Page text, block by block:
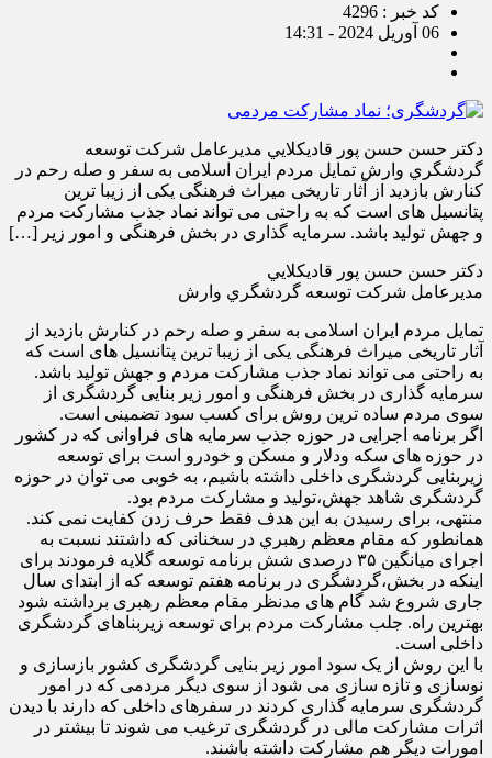
کد خبر : 4296
06 آوریل 2024 - 14:31
دكتر حسن حسن پور قاديكلايي مديرعامل شركت توسعه
گردشگري وارش تمایل مردم ایران اسلامی به سفر و صله رحم در
کنارش بازدید از آثار تاریخی میراث فرهنگی یکی از زیبا ترین
پتانسیل های است که به راحتی می تواند نماد جذب مشارکت مردم
و جهش تولید باشد. سرمایه گذاری در بخش فرهنگی و امور زیر […]
دكتر حسن حسن پور قاديكلايي
مديرعامل شركت توسعه گردشگري وارش
تمایل مردم ایران اسلامی به سفر و صله رحم در کنارش بازدید از
آثار تاریخی میراث فرهنگی یکی از زیبا ترین پتانسیل های است که
به راحتی می تواند نماد جذب مشارکت مردم و جهش تولید باشد.
سرمایه گذاری در بخش فرهنگی و امور زیر بنایی گردشگری از
سوی مردم ساده ترین روش برای کسب سود تضمینی است.
اگر برنامه اجرایی در حوزه جذب سرمایه های فراوانی که در کشور
در حوزه های سکه ودلار و مسکن و خودرو است برای توسعه
زیربنایی گردشگری داخلی داشته باشیم، به خوبی می توان در حوزه
گردشگری شاهد جهش،تولید و مشارکت مردم بود.
منتهی، برای رسیدن به این هدف فقط حرف زدن کفایت نمی کند.
همانطور که مقام معظم رهبري در سخنانی که داشتند نسبت به
اجرای میانگین ۳۵ درصدی شش برنامه توسعه گلایه فرمودند برای
اینکه در بخش،گردشگری در برنامه هفتم توسعه که از ابتدای سال
جاری شروع شد گام های مدنظر مقام معظم رهبری برداشته شود
بهترین راه. جلب مشارکت مردم برای توسعه زیربناهای گردشگری
داخلی است.
با این روش از یک سود امور زیر بنایی گردشگری کشور بازسازی و
نوسازی و تازه سازی می شود از سوی دیگر مردمی که در امور
گردشگری سرمایه گذاری کردند در سفرهای داخلی که دارند با دیدن
اثرات مشارکت مالی در گردشگری ترغیب می شوند تا بیشتر در
امورات دیگر هم مشارکت داشته باشند.